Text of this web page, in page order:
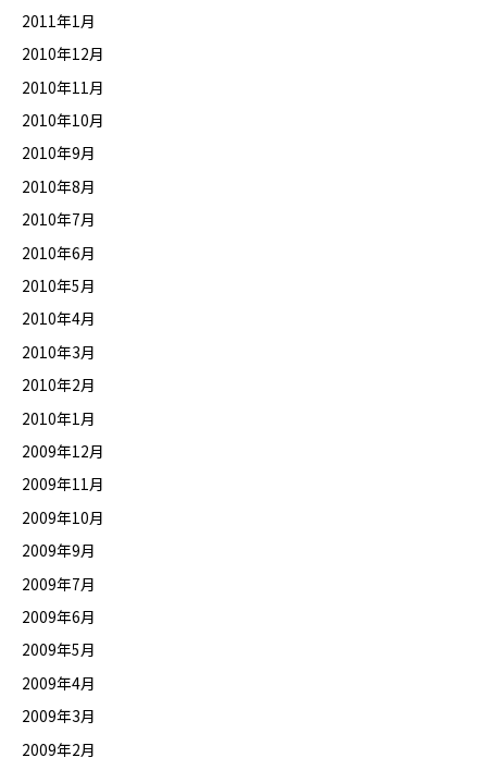
2011年1月
2010年12月
2010年11月
2010年10月
2010年9月
2010年8月
2010年7月
2010年6月
2010年5月
2010年4月
2010年3月
2010年2月
2010年1月
2009年12月
2009年11月
2009年10月
2009年9月
2009年7月
2009年6月
2009年5月
2009年4月
2009年3月
2009年2月